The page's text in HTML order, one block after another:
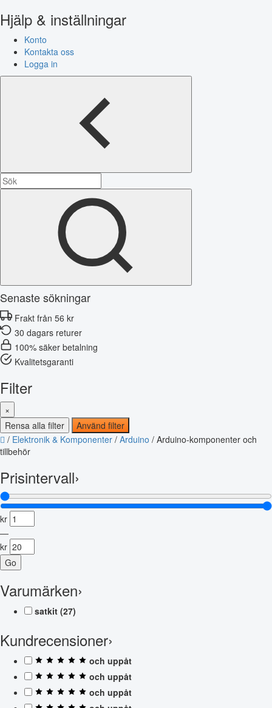
Hjälp & inställningar
Konto
Kontakta oss
Logga in
Senaste sökningar
Frakt från 56 kr
30 dagars returer
100% säker betalning
Kvalitetsgaranti
Filter
×
Rensa alla filter
Använd filter
/ Elektronik & Komponenter / Arduino / Arduino-komponenter och
tillbehör
Prisintervall›
kr
—
kr
Go
Varumärken›
satkit (27)
Kundrecensioner›
och uppåt
och uppåt
och uppåt